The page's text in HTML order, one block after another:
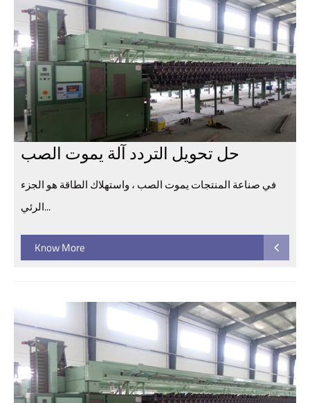
حل تحويل التردد آلة يموت الصب
في صناعة المنتجات يموت الصب ، واستهلاك الطاقة هو الجزء
الرئي...
Know More